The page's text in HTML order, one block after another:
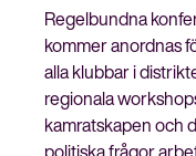
Regelbundna
kommer anordnas
alla klubbar i
regionala
kamratskapen och